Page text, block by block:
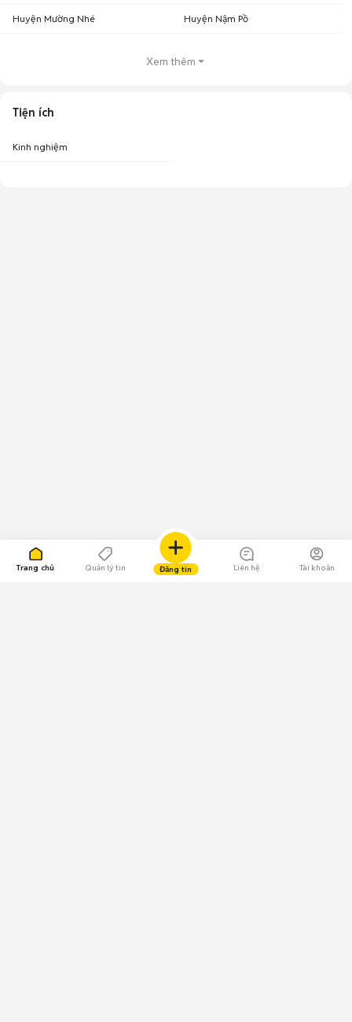
Trang chủ Quản lý tin Đăng tin Liên hệ Tài khoản
Huyện Mường Nhé Huyện Nậm Pồ
Xem thêm
Tiện ích
Kinh nghiệm